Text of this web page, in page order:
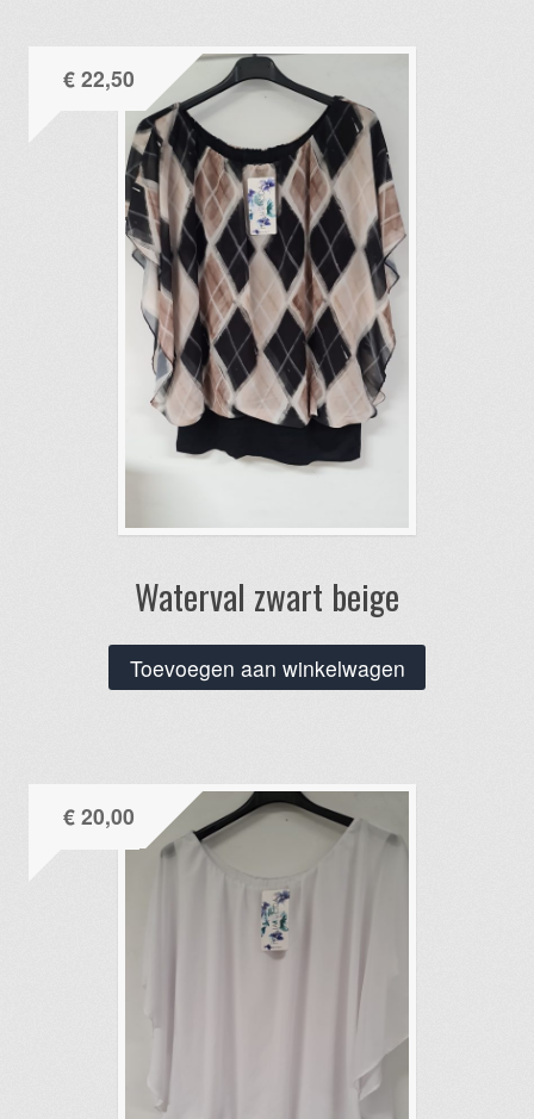
Waterval zwart beige
€22,50
Toevoegen aan winkelwagen
€20,00